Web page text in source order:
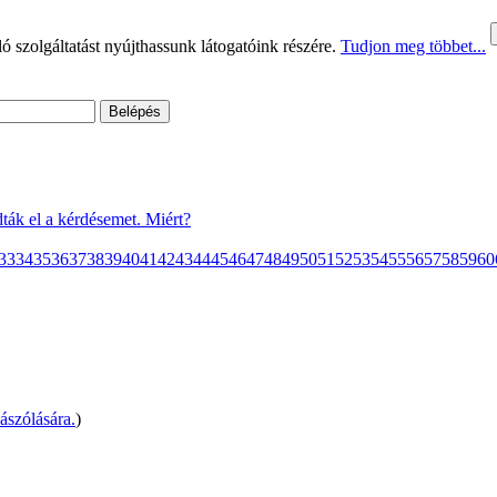
nyújthassunk látogatóink részére. Tudjon meg többet...
el a kérdésemet. Miért?
343536373839404142434445464748495051 525354555657585960
)